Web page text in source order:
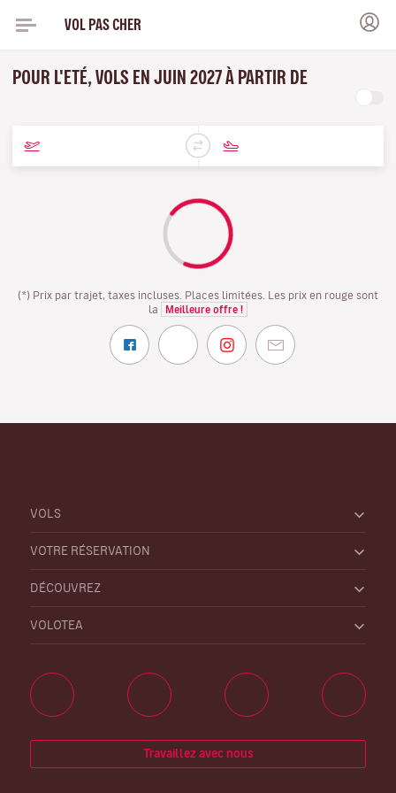
VOL PAS CHER
POUR L'ETÉ, VOLS EN JUIN 2027 À PARTIR DE
(*) Prix par trajet, taxes incluses. Places limitées. Les prix en rouge sont
la
Meilleure offre !
VOLS
VOTRE RÉSERVATION
DÉCOUVREZ
VOLOTEA
Travaillez avec nous